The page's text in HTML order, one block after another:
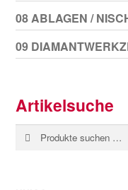
08 ABLAGEN /
09
Artikelsuche
Suchen
nach:
Suchen